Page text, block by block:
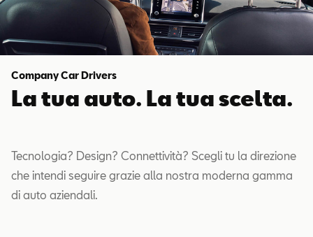
Company Car Drivers
La tua auto. La tua scelta.
Tecnologia? Design? Connettività? Scegli tu la direzione
che intendi seguire grazie alla nostra moderna gamma
di auto aziendali.